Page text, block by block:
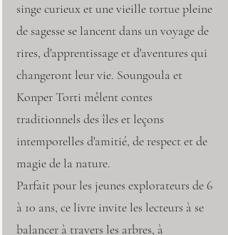
singe curieux et une vieille tortue pleine
de sagesse se lancent dans un voyage de
rires, d'apprentissage et d'aventures qui
changeront leur vie. Soungoula et
Konper Torti mêlent contes
traditionnels des îles et leçons
intemporelles d'amitié, de respect et de
magie de la nature.
Parfait pour les jeunes explorateurs de 6
à 10 ans, ce livre invite les lecteurs à se
balancer à travers les arbres, à